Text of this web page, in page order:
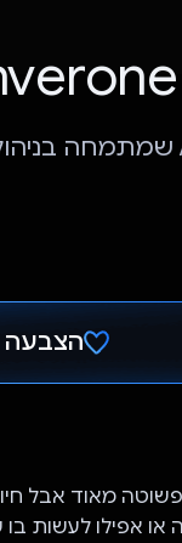
הצבעה
מאוד אבל
או אפילו לעשות